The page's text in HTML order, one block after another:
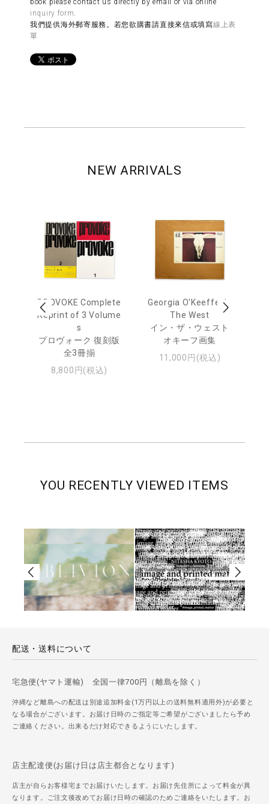
inquiry form
我們提供海外郵寄服務。若您欲購書請直接來信或填寫線上表
單
NEW ARRIVALS
PROVOKE Complete
Reprint of 3 Volume
s
プロヴォーク 復刻版
全3冊揃
8,800円(税込)
Georgia O'Keeffe: In
The West
イン・ザ・ウェスト
オキーフ画集
11,000円(税込)
YOU RECENTLY VIEWED ITEMS
配送・送料について
宅急便(ヤマト運輸) 全国一律700円（離島を除く）
沖縄など離島への配送は別途追加料金(1万円以上の送料無料適用外)が必要と
なる場合がございます。お届け日時のご指定等ご希望がございましたら予め
ご連絡ください。出来るだけ対応できるようにいたします。
店主配達便(お届け日は店主都合となります)
店主が自らお客様宅までお届けいたします。お届け先住所によって料金が異
なります。ご注文後改めてお届け日時の確認のためご連絡をいたします。お